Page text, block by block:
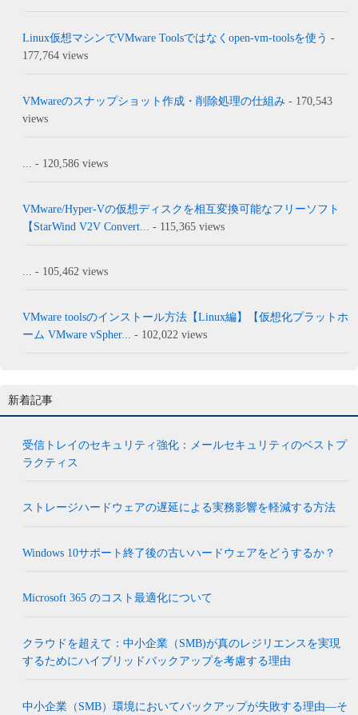
Linux仮想マシンでVMware Toolsではなくopen-vm-toolsを使う -
177,764 views
VMwareのスナップショット作成・削除処理の仕組み - 170,543
views
... - 120,586 views
VMware/Hyper-Vの仮想ディスクを相互変換可能なフリーソフト
【StarWind V2V Convert...
- 115,365 views
... - 105,462 views
VMware toolsのインストール方法【Linux編】【仮想化プラットホ
ーム VMware vSpher...
- 102,022 views
新着記事
受信トレイのセキュリティ強化：メールセキュリティのベストプ
ラクティス
ストレージハードウェアの遅延による実務影響を軽減する方法
Windows 10サポート終了後の古いハードウェアをどうするか？
Microsoft 365 のコスト最適化について
クラウドを超えて：中小企業（SMB)が真のレジリエンスを実現
するためにハイブリッドバックアップを考慮する理由
中小企業（SMB）環境においてバックアップが失敗する理由―そ